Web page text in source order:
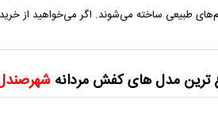
طبیعی ساخته می‌شوند. اگر می‌خواهید از
ترین مدل های کفش مردانه